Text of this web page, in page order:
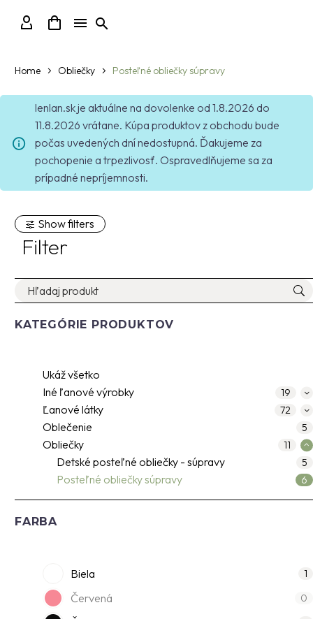
Home Obliečky Posteľné obliečky súpravy
lenlan.sk je aktuálne na dovolenke od 1.8.2026 do
11.8.2026 vrátane. Kúpa produktov z obchodu bude
počas uvedených dní nedostupná. Ďakujeme za
pochopenie a trpezlivosť. Ospravedlňujeme sa za
prípadné nepríjemnosti.
Show filters
Filter
KATEGÓRIE PRODUKTOV
Ukáž všetko
Iné ľanové výrobky
19
Ľanové látky 72
Oblečenie 5
Obliečky 11
Detské posteľné obliečky - súpravy 5
Posteľné obliečky súpravy 6
FARBA
Biela 1
Červená 0